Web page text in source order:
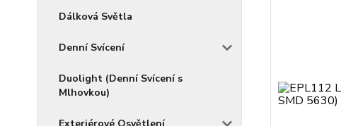
Dálková Světla
Denní Svícení
Duolight (Denní Svícení s
Mlhovkou)